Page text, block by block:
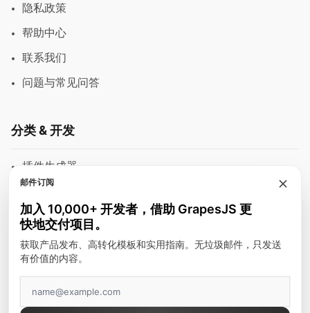
隐私政策
帮助中心
联系我们
问题与常见问答
分类 & 开发
插件生成器
模块
富文本编辑器
邮件模板
建站工具
邮件订阅
加入 10,000+ 开发者，借助 GrapesJS 更
快地交付项目。
获取产品发布、高转化模板和实用指南。无垃圾邮件，只发送
有价值的内容。